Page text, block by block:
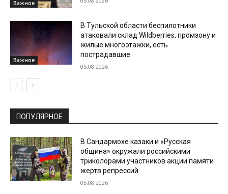
Важное
Важное
В Тульской области беспилотники
атаковали склад Wildberries, промзону и
жилые многоэтажки, есть
пострадавшие
05.08.2026
ПОПУЛЯРНОЕ
В Сандармохе казаки и «Русская
община» окружали российскими
триколорами участников акции памяти
жертв репрессий
05.08.2026